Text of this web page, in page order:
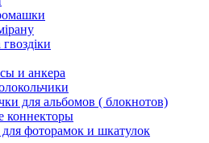
и анкера
для альбомов ( блокнотов)
коннекторы
фоторамок и шкатулок